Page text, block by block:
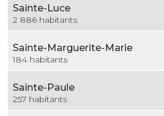
Sainte-Luce
2 886 habitants
Sainte-Marguerite-Marie
184 habitants
Sainte-Paule
257 habitants